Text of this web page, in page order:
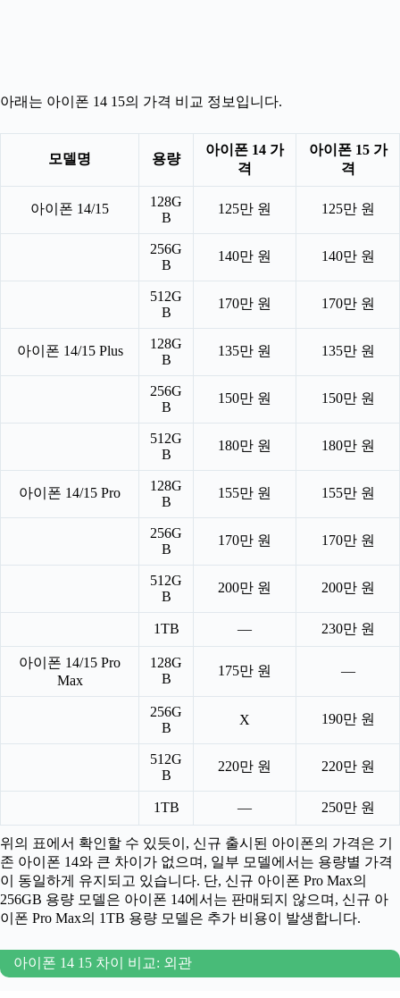
아래는 아이폰 14 15의 가격 비교 정보입니다.
모델명 용량
아이폰 14 가
격
아이폰 15 가
격
아이폰 14/15
128G
B
125만 원 125만 원
256G
B
140만 원 140만 원
512G
B
170만 원 170만 원
아이폰 14/15 Plus
128G
B
135만 원 135만 원
256G
B
150만 원 150만 원
512G
B
180만 원 180만 원
아이폰 14/15 Pro
128G
B
155만 원 155만 원
256G
B
170만 원 170만 원
512G
B
200만 원 200만 원
1TB — 230만 원
아이폰 14/15 Pro
Max
128G
B
175만 원 —
256G
B
X 190만 원
512G
B
220만 원 220만 원
1TB — 250만 원
위의 표에서 확인할 수 있듯이, 신규 출시된 아이폰의 가격은 기
존 아이폰 14와 큰 차이가 없으며, 일부 모델에서는 용량별 가격
이 동일하게 유지되고 있습니다. 단, 신규 아이폰 Pro Max의
256GB 용량 모델은 아이폰 14에서는 판매되지 않으며, 신규 아
이폰 Pro Max의 1TB 용량 모델은 추가 비용이 발생합니다.
아이폰 14 15 차이 비교: 외관